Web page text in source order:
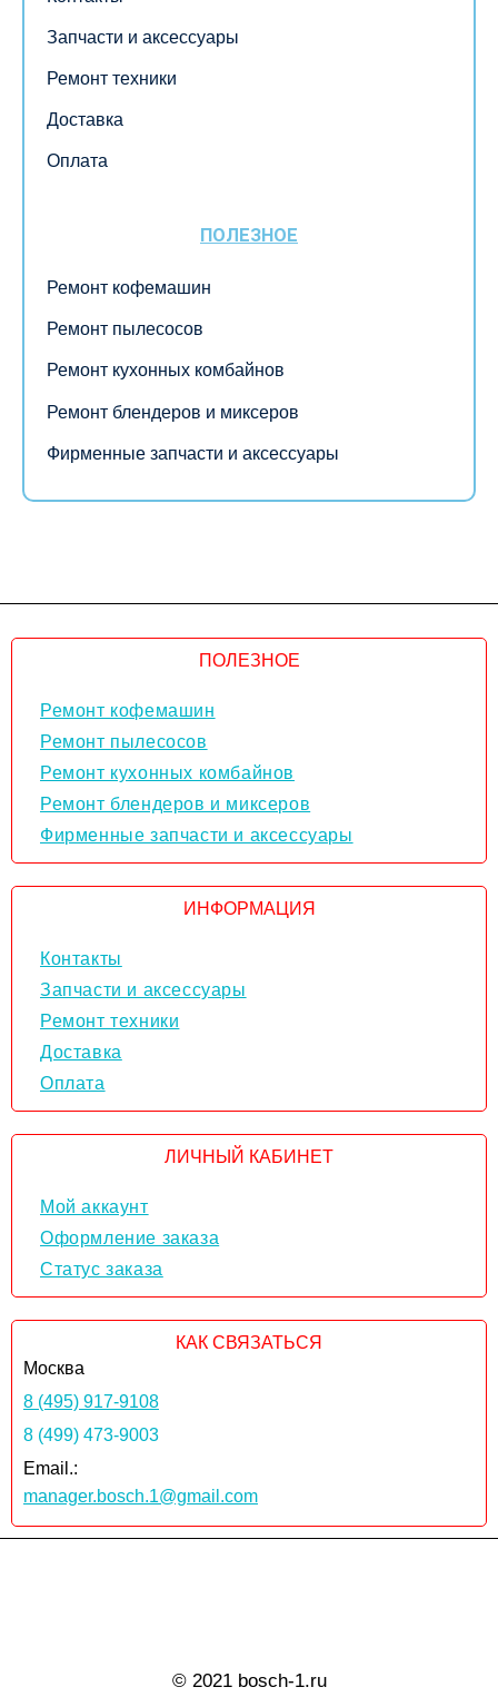
Запчасти и аксессуары
Ремонт техники
Доставка
Оплата
ПОЛЕЗНОЕ
Ремонт кофемашин
Ремонт пылесосов
Ремонт кухонных комбайнов
Ремонт блендеров и миксеров
Фирменные запчасти и аксессуары
ПОЛЕЗНОЕ
Ремонт кофемашин
Ремонт пылесосов
Ремонт кухонных комбайнов
Ремонт блендеров и миксеров
Фирменные запчасти и аксессуары
ИНФОРМАЦИЯ
Контакты
Запчасти и аксессуары
Ремонт техники
Доставка
Оплата
ЛИЧНЫЙ КАБИНЕТ
Мой аккаунт
Оформление заказа
Статус заказа
КАК СВЯЗАТЬСЯ
Москва
8 (495) 917-9108
8 (499) 473-9003
Email.:
manager.bosch.1@gmail.com
© 2021 bosch-1.ru